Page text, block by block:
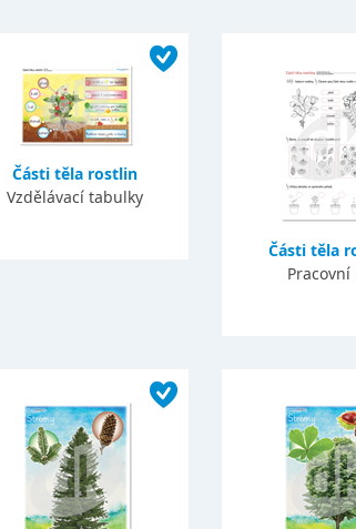
Části těla rostlin
Vzdělávací tabulky
Části těla
Pracovní